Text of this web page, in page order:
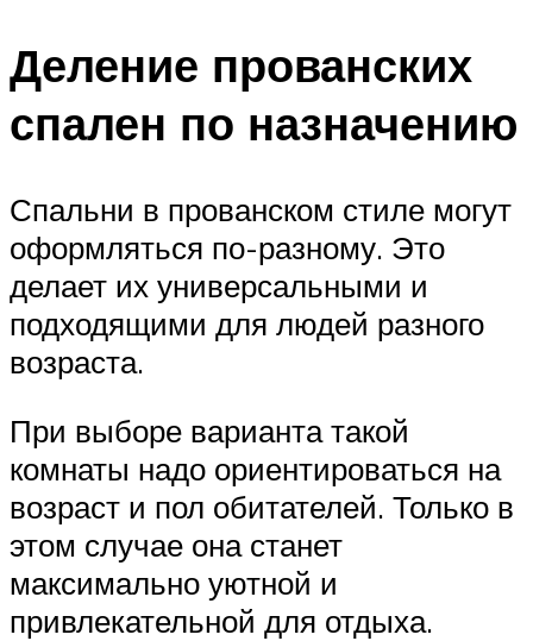
Деление прованских
спален по назначению
Спальни в прованском стиле могут
оформляться по-разному. Это
делает их универсальными и
подходящими для людей разного
возраста.
При выборе варианта такой
комнаты надо ориентироваться на
возраст и пол обитателей. Только в
этом случае она станет
максимально уютной и
привлекательной для отдыха.